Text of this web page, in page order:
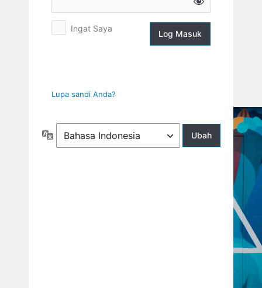
Log
Ingat Saya
Lupa sandi Anda?
Bahasa